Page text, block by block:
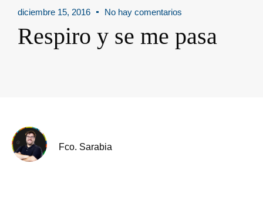
diciembre 15, 2016 No hay comentarios
Respiro y se me pasa
Fco. Sarabia